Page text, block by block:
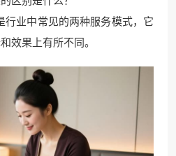
行业中常见的两种服务模式，它
效果上有所不同。